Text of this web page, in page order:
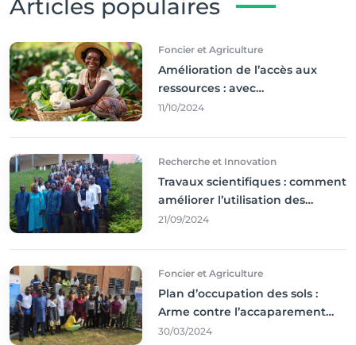
Articles populaires
Foncier et Agriculture
Amélioration de l’accès aux
ressources : avec
l'incontournable ’agriculture
11/10/2024
Recherche et Innovation
Travaux scientifiques : comment
améliorer l’utilisation des
résultats coince
21/09/2024
Foncier et Agriculture
Plan d’occupation des sols :
Arme contre l’accaparement
des terres
30/03/2024